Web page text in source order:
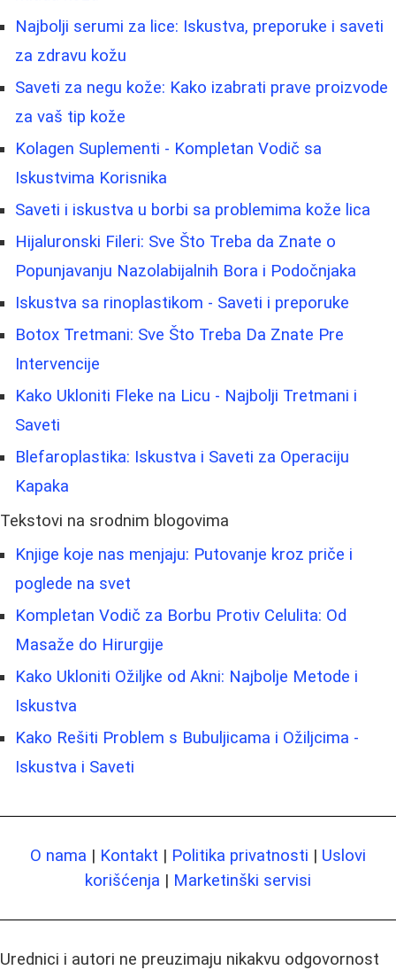
Najbolji serumi za lice: Iskustva, preporuke i saveti
za zdravu kožu
Saveti za negu kože: Kako izabrati prave proizvode
za vaš tip kože
Kolagen Suplementi - Kompletan Vodič sa
Iskustvima Korisnika
Saveti i iskustva u borbi sa problemima kože lica
Hijaluronski Fileri: Sve Što Treba da Znate o
Popunjavanju Nazolabijalnih Bora i Podočnjaka
Iskustva sa rinoplastikom - Saveti i preporuke
Botox Tretmani: Sve Što Treba Da Znate Pre
Intervencije
Kako Ukloniti Fleke na Licu - Najbolji Tretmani i
Saveti
Blefaroplastika: Iskustva i Saveti za Operaciju
Kapaka
Tekstovi na srodnim blogovima
Knjige koje nas menjaju: Putovanje kroz priče i
poglede na svet
Kompletan Vodič za Borbu Protiv Celulita: Od
Masaže do Hirurgije
Kako Ukloniti Ožiljke od Akni: Najbolje Metode i
Iskustva
Kako Rešiti Problem s Bubuljicama i Ožiljcima -
Iskustva i Saveti
O nama | Kontakt | Politika privatnosti | Uslovi
korišćenja | Marketinški servisi
Urednici i autori ne preuzimaju nikakvu odgovornost